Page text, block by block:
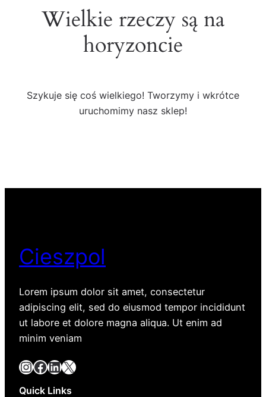
Wielkie rzeczy są na
horyzoncie
Szykuje się coś wielkiego! Tworzymy i wkrótce
uruchomimy nasz sklep!
Cieszpol
Lorem ipsum dolor sit amet, consectetur
adipiscing elit, sed do eiusmod tempor incididunt
ut labore et dolore magna aliqua. Ut enim ad
minim veniam
InstagramFacebook LinkedIn X
Quick Links